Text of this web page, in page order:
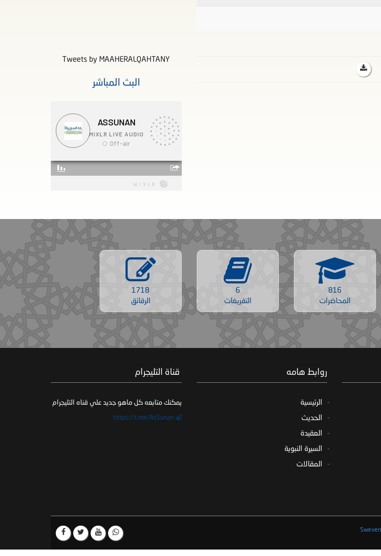
Tweets by MAAHERALQAHTANY
البث المباشر
816
المحاضرات
6
التفريغات
1718
الرقائق
روابط هامه
الرئيسية
الحديث
العقيدة
السيرة النبوية
المقالات
‏ قناة التليجرام
يمكنك متابعه كل ماهو جديد علي قناه التليجرام
https://t.me/AsSunan